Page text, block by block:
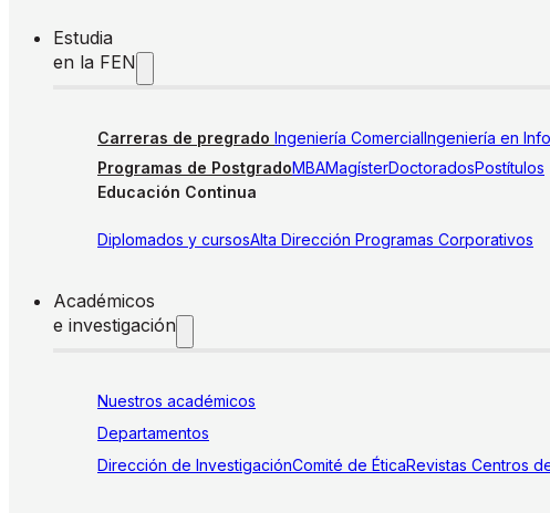
Estudia
en la FEN
Carreras de pregrado Ingeniería ComercialIngeniería en
Programas de PostgradoMBAMagísterDoctoradosPostítulos
Educación Continua
Diplomados y cursosAlta Dirección Programas Corporativos
Académicos
e investigación
Nuestros académicos
Departamentos
Dirección de InvestigaciónComité de ÉticaRevistas Centros